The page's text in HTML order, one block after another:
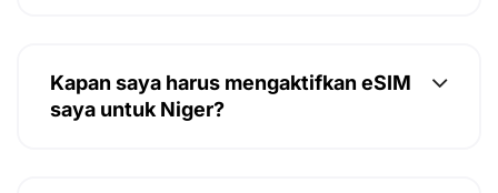
Kapan saya harus mengaktifkan eSIM
saya untuk Niger?